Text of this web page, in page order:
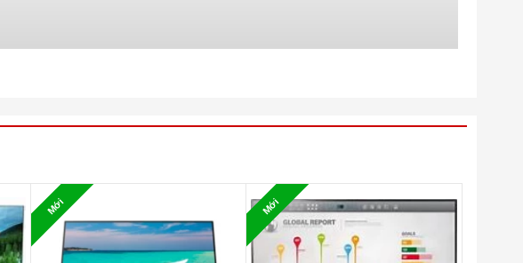
Mới Mới